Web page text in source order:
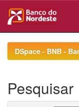
navigationDSpace - BNB -
Pesquisar